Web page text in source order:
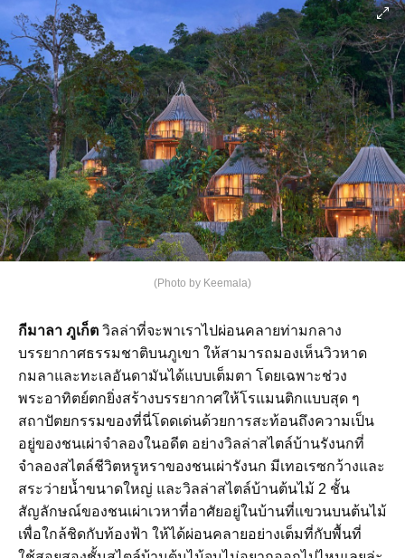
(Photo by Keemala)
กีมาลา ภูเก็ต วิลล่าที่จะพาเราไปผ่อนคลายท่ามกลาง
บรรยากาศธรรมชาติบนภูเขา ให้สามารถมองเห็นวิวหาด
กมลาและทะเลอันดามันได้แบบเต็มตา โดยเฉพาะช่วง
พระอาทิตย์ตกยิ่งสร้างบรรยากาศให้โรแมนติกแบบสุด ๆ
สถาปัตยกรรมของที่นี่โดดเด่นด้วยการสะท้อนถึงความเป็น
อยู่ของชนเผ่าจำลองในอดีต อย่างวิลล่าสไตล์บ้านรังนกที่
จำลองสไตล์ชีวิตหรูหราของชนเผ่ารังนก มีเทอเรซกว้างและ
สระว่ายน้ำขนาดใหญ่ และวิลล่าสไตล์บ้านต้นไม้ 2 ชั้น
สัญลักษณ์ของชนเผ่าเวหาที่อาศัยอยู่ในบ้านที่แขวนบนต้นไม้
เพื่อใกล้ชิดกับท้องฟ้า ให้ได้ผ่อนคลายอย่างเต็มที่กับพื้นที่